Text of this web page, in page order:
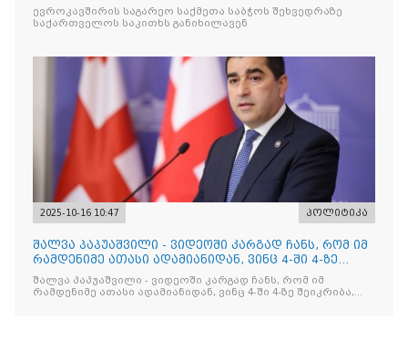
ევროკავშირის საგარეო საქმეთა საბჭოს შეხვედრაზე
საქართველოს საკითხს განიხილავენ
2025-10-16 10:47 პოლიტიკა
შალვა პაპუაშვილი - ვიდეოში კარგად ჩანს, რომ იმ
რამდენიმე ათასი ადამიანიდან, ვინც 4-ში 4-ზე
შეიკრიბა,
შალვა პაპუაშვილი - ვიდეოში კარგად ჩანს, რომ იმ
რამდენიმე ათასი ადამიანიდან, ვინც 4-ში 4-ზე შეიკრიბა,